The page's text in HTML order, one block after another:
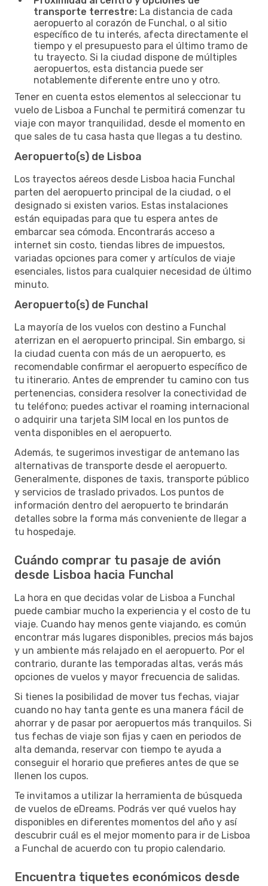
transporte terrestre: La distancia de cada
aeropuerto al corazón de Funchal, o al sitio
específico de tu interés, afecta directamente el
tiempo y el presupuesto para el último tramo de
tu trayecto. Si la ciudad dispone de múltiples
aeropuertos, esta distancia puede ser
notablemente diferente entre uno y otro.
Tener en cuenta estos elementos al seleccionar tu
vuelo de Lisboa a Funchal te permitirá comenzar tu
viaje con mayor tranquilidad, desde el momento en
que sales de tu casa hasta que llegas a tu destino.
Aeropuerto(s) de Lisboa
Los trayectos aéreos desde Lisboa hacia Funchal
parten del aeropuerto principal de la ciudad, o el
designado si existen varios. Estas instalaciones
están equipadas para que tu espera antes de
embarcar sea cómoda. Encontrarás acceso a
internet sin costo, tiendas libres de impuestos,
variadas opciones para comer y artículos de viaje
esenciales, listos para cualquier necesidad de último
minuto.
Aeropuerto(s) de Funchal
La mayoría de los vuelos con destino a Funchal
aterrizan en el aeropuerto principal. Sin embargo, si
la ciudad cuenta con más de un aeropuerto, es
recomendable confirmar el aeropuerto específico de
tu itinerario. Antes de emprender tu camino con tus
pertenencias, considera resolver la conectividad de
tu teléfono; puedes activar el roaming internacional
o adquirir una tarjeta SIM local en los puntos de
venta disponibles en el aeropuerto.
Además, te sugerimos investigar de antemano las
alternativas de transporte desde el aeropuerto.
Generalmente, dispones de taxis, transporte público
y servicios de traslado privados. Los puntos de
información dentro del aeropuerto te brindarán
detalles sobre la forma más conveniente de llegar a
tu hospedaje.
Cuándo comprar tu pasaje de avión
desde Lisboa hacia Funchal
La hora en que decidas volar de Lisboa a Funchal
puede cambiar mucho la experiencia y el costo de tu
viaje. Cuando hay menos gente viajando, es común
encontrar más lugares disponibles, precios más bajos
y un ambiente más relajado en el aeropuerto. Por el
contrario, durante las temporadas altas, verás más
opciones de vuelos y mayor frecuencia de salidas.
Si tienes la posibilidad de mover tus fechas, viajar
cuando no hay tanta gente es una manera fácil de
ahorrar y de pasar por aeropuertos más tranquilos. Si
tus fechas de viaje son fijas y caen en periodos de
alta demanda, reservar con tiempo te ayuda a
conseguir el horario que prefieres antes de que se
llenen los cupos.
Te invitamos a utilizar la herramienta de búsqueda
de vuelos de eDreams. Podrás ver qué vuelos hay
disponibles en diferentes momentos del año y así
descubrir cuál es el mejor momento para ir de Lisboa
a Funchal de acuerdo con tu propio calendario.
Encuentra tiquetes económicos desde